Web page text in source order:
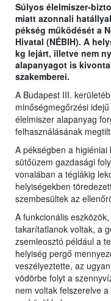
Súlyos élelmiszer-
miatt azonnali
pékség működését a
Hivatal (NÉBIH). A
kg lejárt, illetve nem
alapanyagot is
szakemberei.
A Budapest III.
minőségmegőrzési
élelmiszer alapanyag
felhasználásának
A pékségben a
sütőüzem gazdasági
vonalában a téglákig
helyiségekben
szembesültek az
A funkcionális
takarítatlanok voltak, a
zsemleosztó például a
helyiség pergő
veszélyeztette, az
vödörbe folyt a
nem voltak felszerelve